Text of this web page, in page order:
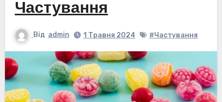
Частування
Від admin 1 Травня 2024 #Частування